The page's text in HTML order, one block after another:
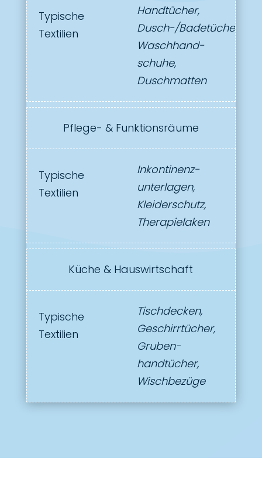
Typische
Textilien
Handtücher,
Dusch-/Badetücher,
Waschhand­
schuhe,
Duschmatten
Pflege- & Funktionsräume
Typische
Textilien
Inkontinenz­
unterlagen,
Kleiderschutz,
Therapielaken
Küche & Hauswirtschaft
Typische
Textilien
Tischdecken,
Geschirrtücher,
Gruben­
handtücher,
Wischbezüge